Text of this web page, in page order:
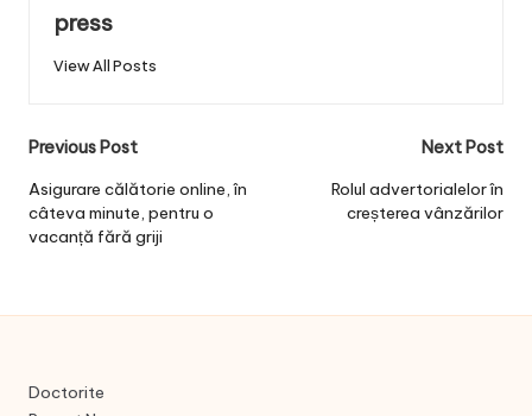
press
View All Posts
Post
navigation
Previous Post
Asigurare călătorie online, în
câteva minute, pentru o
vacanță fără griji
Next Post
Rolul advertorialelor în
creșterea vânzărilor
Doctorite